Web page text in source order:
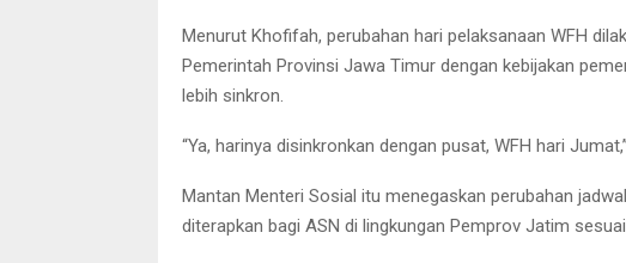
Menurut Khofifah, perubahan hari pelaksanaan WFH
Pemerintah Provinsi Jawa Timur dengan kebijakan
lebih sinkron.
“Ya, harinya disinkronkan dengan pusat, WFH hari
Mantan Menteri Sosial itu menegaskan perubahan
diterapkan bagi ASN di lingkungan Pemprov Jatim